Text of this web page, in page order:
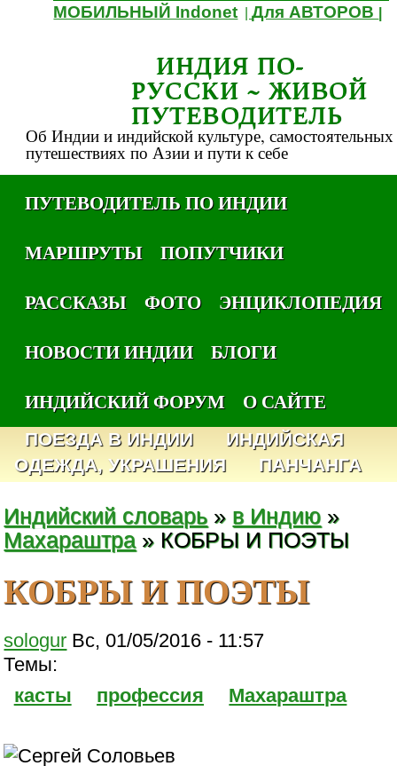
МОБИЛЬНЫЙ Indonet |Для АВТОРОВ
ИНДИЯ ПО-
РУССКИ ~ ЖИВОЙ
ПУТЕВОДИТЕЛЬ
Об Индии и индийской культуре, самостоятельных
путешествиях по Азии и пути к себе
ПУТЕВОДИТЕЛЬ ПО ИНДИИ
МАРШРУТЫ
ПОПУТЧИКИ
РАССКАЗЫ
ФОТО
ЭНЦИКЛОПЕДИЯ
НОВОСТИ ИНДИИ
БЛОГИ
ИНДИЙСКИЙ ФОРУМ
О САЙТЕ
ПОЕЗДА В ИНДИИ
ИНДИЙСКАЯ
ОДЕЖДА, УКРАШЕНИЯ
ПАНЧАНГА
Индийский словарь » в Индию »
Махараштра » КОБРЫ И ПОЭТЫ
КОБРЫ И ПОЭТЫ
sologur Вс, 01/05/2016 - 11:57
Темы:
касты
профессия Махараштра